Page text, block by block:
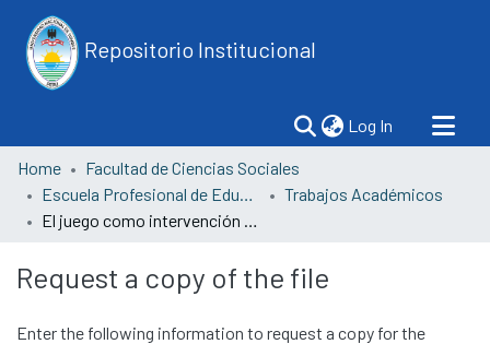
Repositorio Institucional
Log In (current)
Home
Facultad de Ciencias Sociales
Escuela Profesional de Educación
Trabajos Académicos
El juego como intervención psicopedagógica en una niña de seis años con maltrato emocional intrafamiliar
Request a copy of the file
Enter the following information to request a copy for the